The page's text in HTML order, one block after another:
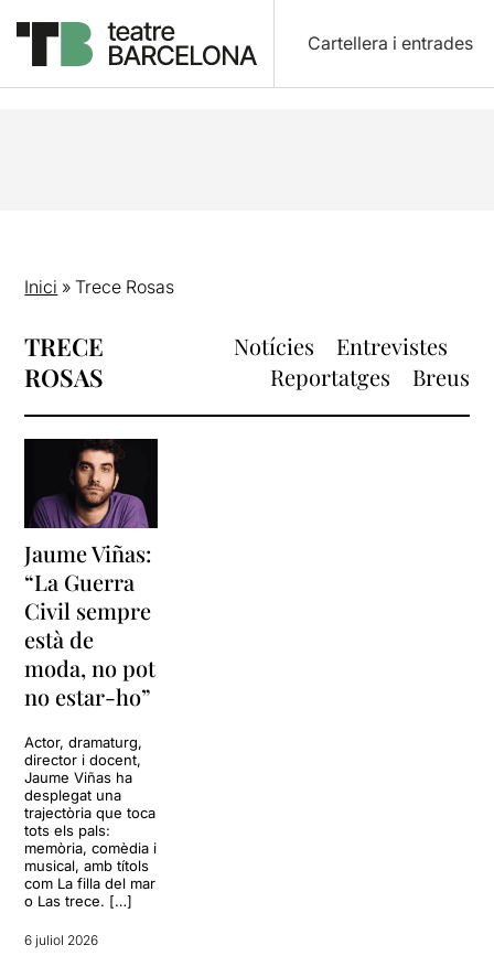
Cartellera i entrades
Inici »Trece Rosas
TRECE
ROSAS
Notícies
Entrevistes
Reportatges
Breus
Jaume Viñas:
“La Guerra
Civil sempre
està de
moda, no pot
no estar-ho”
Actor, dramaturg,
director i docent,
Jaume Viñas ha
desplegat una
trajectòria que toca
tots els pals:
memòria, comèdia i
musical, amb títols
com La filla del mar
o Las trece. […]
6 juliol 2026